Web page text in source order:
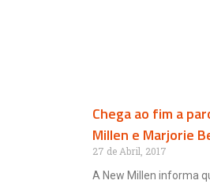
Chega ao fim a
Millen e Marjorie
27 de Abril, 2017
A New Millen informa